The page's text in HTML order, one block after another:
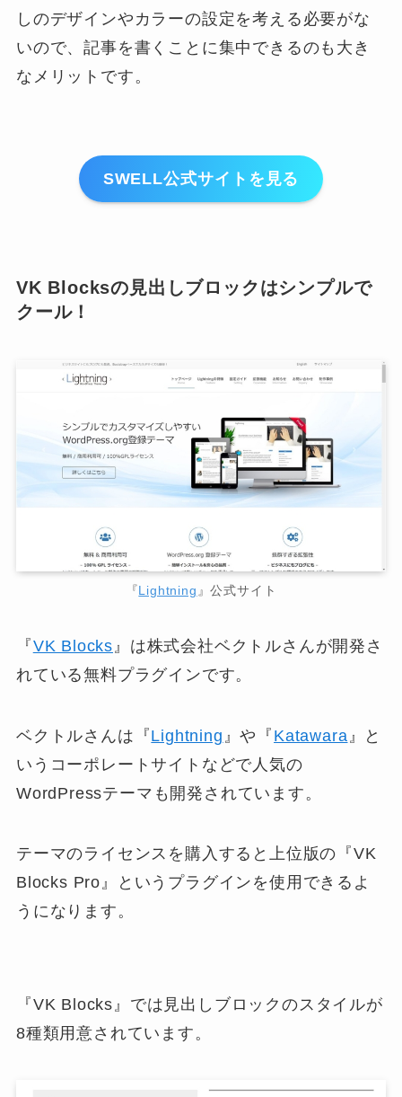
しのデザインやカラーの設定を考える必要がな
いので、記事を書くことに集中できるのも大き
なメリットです。
SWELL公式サイトを見る
VK Blocksの見出しブロックはシンプルで
クール！
『Lightning 』公式サイト
『VK Blocks 』は株式会社ベクトルさんが開発さ
れている無料プラグインです。
ベクトルさんは『Lightning 』や『 Katawara 』と
いうコーポレートサイトなどで人気の
WordPressテーマも開発されています。
テーマのライセンスを購入すると上位版の『VK
Blocks Pro』というプラグインを使用できるよ
うになります。
『VK Blocks』では見出しブロックのスタイルが
8種類用意されています。